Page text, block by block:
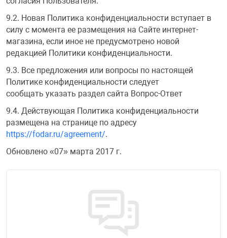
9.2. Новая Политика конфиденциальности вступает в
силу с момента ее размещения на Сайте интернет-
магазина, если иное не предусмотрено новой
редакцией Политики конфиденциальности.
9.3. Все предложения или вопросы по настоящей
Политике конфиденциальности следует
сообщать указать раздел сайта Вопрос-Ответ
9.4. Действующая Политика конфиденциальности
размещена на странице по адресу
https://fodar.ru/agreement/.
Обновлено «07» марта 2017 г.